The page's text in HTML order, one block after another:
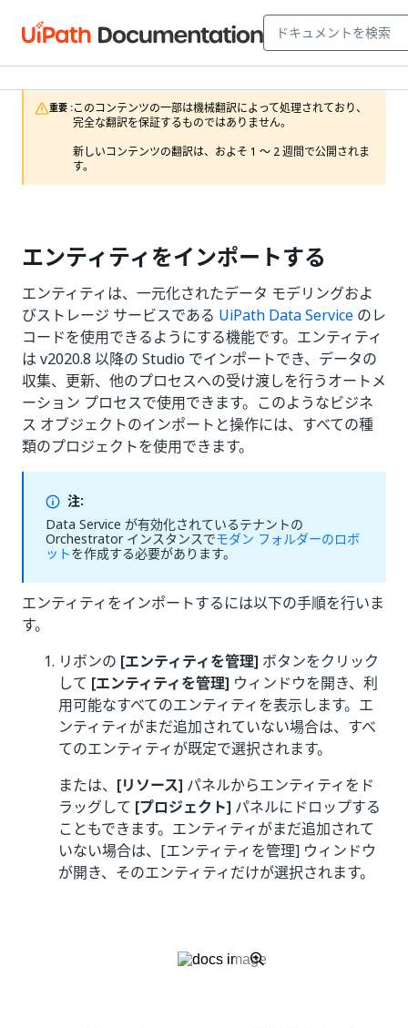
重要 :このコンテンツの一部は機械翻訳によって処理されており、
完全な翻訳を保証するものではありません。
新しいコンテンツの翻訳は、およそ 1 ～ 2 週間で公開されま
す。
エンティティをインポートする
エンティティは、一元化されたデータ モデリングおよ
びストレージ サービスである UiPath Data Service のレ
コードを使用できるようにする機能です。エンティティ
は v2020.8 以降の Studio でインポートでき、データの
収集、更新、他のプロセスへの受け渡しを行うオートメ
ーション プロセスで使用できます。このようなビジネ
ス オブジェクトのインポートと操作には、すべての種
類のプロジェクトを使用できます。
注:
Data Service が有効化されているテナントの
Orchestrator インスタンスでモダン フォルダーのロボ
ットを作成する必要があります。
エンティティをインポートするには以下の手順を行いま
す。
リボンの [エンティティを管理] ボタンをクリック
して [エンティティを管理] ウィンドウを開き、利
用可能なすべてのエンティティを表示します。エ
ンティティがまだ追加されていない場合は、すべ
てのエンティティが既定で選択されます。
または、 [リソース] パネルからエンティティをド
ラッグして [プロジェクト] パネルにドロップする
こともできます。エンティティがまだ追加されて
いない場合は、[エンティティを管理] ウィンドウ
が開き、そのエンティティだけが選択されます。